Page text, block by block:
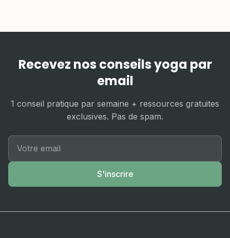
Recevez nos conseils yoga par
email
1 conseil pratique par semaine + ressources gratuites
exclusives. Pas de spam.
S'inscrire